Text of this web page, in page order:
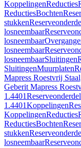
KoppelingenReducties
ReductiesBochten
stukken
losneembaar
losneembaar
losneembaar
losneembaarSluitingen
SluitingenMuurplaten
Mapress Roestvrij
Geberit Mapress
1.4401
1.4401Koppelingen
KoppelingenReducties
ReductiesBochten
stukken
losneembaar